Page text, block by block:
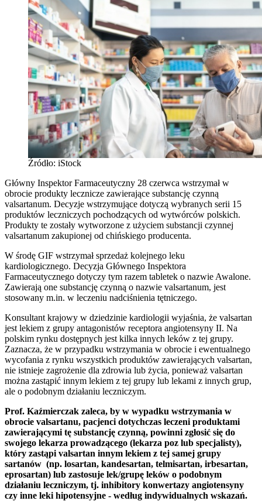
Źródło: iStock
Główny Inspektor Farmaceutyczny 28 czerwca wstrzymał w
obrocie produkty lecznicze zawierające substancję czynną
valsartanum. Decyzje wstrzymujące dotyczą wybranych serii 15
produktów leczniczych pochodzących od wytwórców polskich.
Produkty te zostały wytworzone z użyciem substancji czynnej
valsartanum zakupionej od chińskiego producenta.
W środę GIF wstrzymał sprzedaż kolejnego leku
kardiologicznego. Decyzja Głównego Inspektora
Farmaceutycznego dotyczy tym razem tabletek o nazwie Awalone.
Zawierają one substancję czynną o nazwie valsartanum, jest
stosowany m.in. w leczeniu nadciśnienia tętniczego.
Konsultant krajowy w dziedzinie kardiologii wyjaśnia, że valsartan
jest lekiem z grupy antagonistów receptora angiotensyny II. Na
polskim rynku dostępnych jest kilka innych leków z tej grupy.
Zaznacza, że w przypadku wstrzymania w obrocie i ewentualnego
wycofania z rynku wszystkich produktów zawierających valsartan,
nie istnieje zagrożenie dla zdrowia lub życia, ponieważ valsartan
można zastąpić innym lekiem z tej grupy lub lekami z innych grup,
ale o podobnym działaniu leczniczym.
Prof. Kaźmierczak zaleca, by w wypadku wstrzymania w
obrocie valsartanu, pacjenci dotychczas leczeni produktami
zawierającymi tę substancję czynną, powinni zgłosić się do
swojego lekarza prowadzącego (lekarza poz lub specjalisty),
który zastąpi valsartan innym lekiem z tej samej grupy
sartanów (np. losartan, kandesartan, telmisartan, irbesartan,
eprosartan) lub zastosuje lek/grupę leków o podobnym
działaniu leczniczym, tj. inhibitory konwertazy angiotensyny
czy inne leki hipotensyjne - według indywidualnych wskazań.